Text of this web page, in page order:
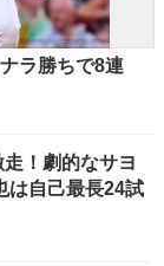
ラ勝ちで8連
！劇的なサヨ
は自己最長24試